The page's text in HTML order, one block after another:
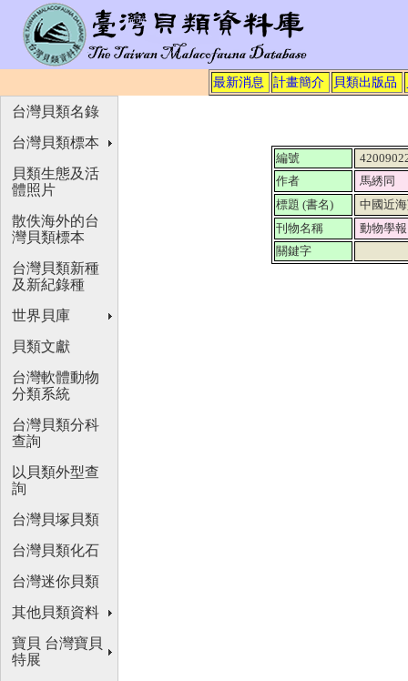
最新消息 計畫簡介 貝類出版品
編號
作者
馬綉同
標題 (書名)
中國近
刊物名稱
動物學
關鍵字
台灣貝類名錄
台灣貝類標本
貝類生態及活
體照片
散佚海外的台
灣貝類標本
台灣貝類新種
及新紀錄種
世界貝庫
貝類文獻
台灣軟體動物
分類系統
台灣貝類分科
查詢
以貝類外型查
詢
台灣貝塚貝類
台灣貝類化石
台灣迷你貝類
其他貝類資料
寶貝 台灣寶貝
特展